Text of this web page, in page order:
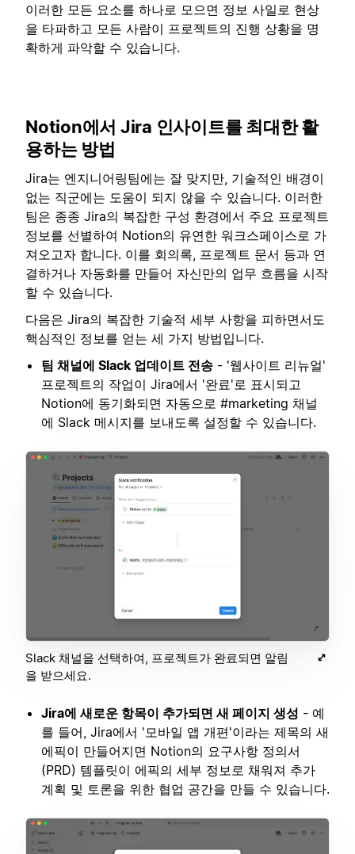
이러한 모든 요소를 하나로 모으면 정보 사일로 현상
을 타파하고 모든 사람이 프로젝트의 진행 상황을 명
확하게 파악할 수 있습니다.
Notion에서 Jira 인사이트를 최대한 활
용하는 방법
Jira는 엔지니어링팀에는 잘 맞지만, 기술적인 배경이
없는 직군에는 도움이 되지 않을 수 있습니다. 이러한
팀은 종종 Jira의 복잡한 구성 환경에서 주요 프로젝트
정보를 선별하여 Notion의 유연한 워크스페이스로 가
져오고자 합니다. 이를 회의록, 프로젝트 문서 등과 연
결하거나 자동화를 만들어 자신만의 업무 흐름을 시작
할 수 있습니다.
다음은 Jira의 복잡한 기술적 세부 사항을 피하면서도
핵심적인 정보를 얻는 세 가지 방법입니다.
팀 채널에 Slack 업데이트 전송 - '웹사이트 리뉴얼'
프로젝트의 작업이 Jira에서 '완료'로 표시되고
Notion에 동기화되면 자동으로 #marketing 채널
에 Slack 메시지를 보내도록 설정할 수 있습니다.
Slack 채널을 선택하여, 프로젝트가 완료되면 알림
을 받으세요.
Jira에 새로운 항목이 추가되면 새 페이지 생성 - 예
를 들어, Jira에서 '모바일 앱 개편'이라는 제목의 새
에픽이 만들어지면 Notion의 요구사항 정의서
(PRD) 템플릿이 에픽의 세부 정보로 채워져 추가
계획 및 토론을 위한 협업 공간을 만들 수 있습니다.